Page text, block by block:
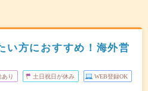
い方におすすめ！海外営
り 土日祝日が休み WEB登録OK